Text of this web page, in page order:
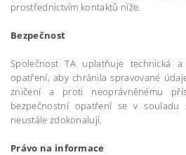
prostřednictvím kontaktů níže.
Bezpečnost
Společnost TA uplatňuje technická
opatření, aby chránila spravované
zničení a proti neoprávněnému
bezpečnostní opatření se v souladu
neustále zdokonalují.
Právo na informace